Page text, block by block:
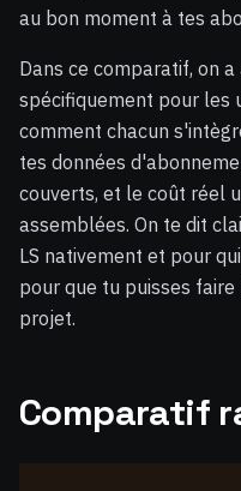
au bon moment à tes
Dans ce comparatif, on
spécifiquement pour les
comment chacun
tes données
couverts, et le coût réel
assemblées. On te dit
LS nativement et pour
pour que tu puisses
projet.
Comparatif